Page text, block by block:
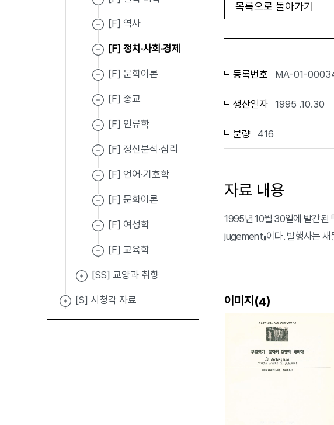
[F] 역사
[F] 정치·사회·경제
[F] 문학이론
[F] 종교
[F] 인류학
[F] 정신분석·심리
[F] 언어·기호학
[F] 문화이론
[F] 여성학
[F] 교육학
[SS] 교양과 취향
[S] 시청각 자료
목록으로 돌아가기
등록번호 MA-01-
생산일자 1995 .10.30
분량 416
자료 내용
1995년 10월 30일에 발간된
jugement』이다. 발행사는
이미지(4)